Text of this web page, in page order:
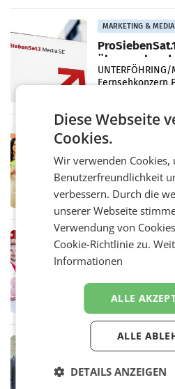
einem Plus von
MARKETING & MEDIA
überraschend
Fernsehkonzern
Frühjahr dank
Markterwartung
Müller
Über den
Altstoff Recycling
Handelskonzern
„Kreislauf-
Müller-Filialen
RETAIL
Penny
WIENER
laufenden
erneuert Penny
Oberösterreich.
in Haag sowie
RETAIL
Albrecht setzt
Diese Webseite
Cookies.
Wir verwenden Cookies,
Benutzerfreundlichkeit
verbessern. Durch die
unserer Webseite
Verwendung von
Cookie-Richtlinie zu.
Informationen
ALLE
ALLE
DETAILS ANZEIGEN